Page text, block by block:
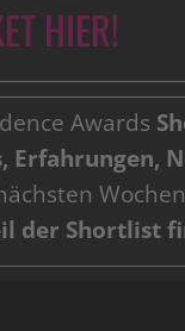
HIER!
Awards
Erfahrungen,
der Shortlist